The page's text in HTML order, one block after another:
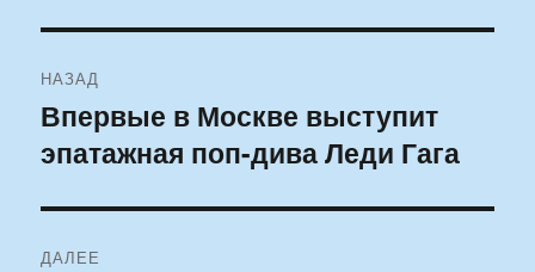
по
записям
НАЗАД
Предыдущая
запись:
Впервые в Москве выступит
эпатажная поп-дива Леди Гага
ДАЛЕЕ